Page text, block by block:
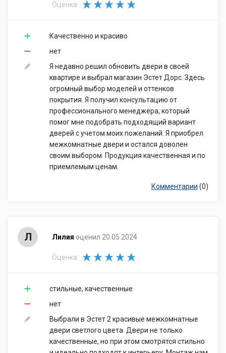
Оценка:
Качественно и красиво
нет
Я недавно решил обновить двери в своей
квартире и выбрал магазин Эстет Дорс. Здесь
огромный выбор моделей и оттенков
покрытия. Я получил консультацию от
профессионального менеджера, который
помог мне подобрать подходящий вариант
дверей с учетом моих пожеланий. Я приобрел
межкомнатные двери и остался доволен
своим выбором. Продукция качественная и по
приемлемым ценам.
Комментарии (0)
Л Лилия оценил 20.05.2024
Оценка:
стильные, качественные
нет
Выбрали в Эстет 2 красивые межкомнатные
двери светлого цвета. Двери не только
качественные, но при этом смотрятся стильно